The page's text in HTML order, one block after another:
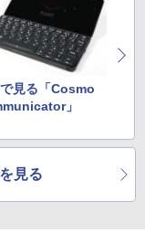
見る「Cosmo
」
見る